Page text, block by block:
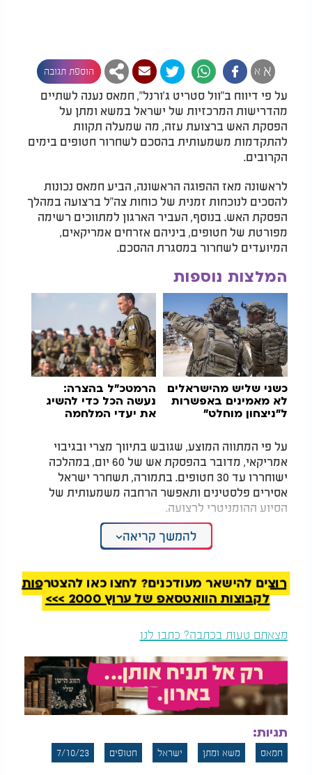
א א הוספת תגובה
על פי דיווח ב"וול סטריט ג'ורנל", חמאס נענה לשתיים
מהדרישות המרכזיות של ישראל במשא ומתן על
הפסקת האש ברצועת עזה, מה שמעלה תקוות
להתקדמות משמעותית בהסכם לשחרור חטופים בימים
הקרובים.
לראשונה מאז ההפוגה הראשונה, הביע חמאס נכונות
להסכים לנוכחות זמנית של כוחות צה"ל ברצועה במהלך
הפסקת האש. בנוסף, העביר הארגון למתווכים רשימה
מפורטת של חטופים, ביניהם אזרחים אמריקאים,
המיועדים לשחרור במסגרת ההסכם.
המלצות נוספות
כשני שליש מהישראלים
לא מאמינים באפשרות
ל"ניצחון מוחלט"
הרמטכ״ל בהצרה:
נעשה הכל כדי להשיג
את יעדי המלחמה
על פי המתווה המוצע, שגובש בתיווך מצרי ובגיבוי
אמריקאי, מדובר בהפסקת אש של 60 יום, במהלכה
ישוחררו עד 30 חטופים. בתמורה, תשחרר ישראל
אסירים פלסטינים ותאפשר הרחבה משמעותית של
הסיוע ההומניטרי לרצועה.
המגעים להסכם התחדשו לאחר ביקור משלחת מצרית
בישראל בסוף נובמבר, ועל רקע התבטאויות של הנשיא
התיכון אם החטופים לא ישוחררו לפני כניסתו לתפקיד
בינואר.
על פי הדיווח, חמאס גילה גמישות גם בסוגיות נוספות,
ביניהן הסכמה להימנע ממעורבות בניהול הצד
הפלסטיני במעבר רפיח. ביום ראשון העביר הארגון
למתווכים בקהיר רשימה הכוללת נשים, קשישים במצב
רפואי קשה, אזרחים אמריקאים וגופות של חמישה
חטופים.
להמשך קריאה
רוצים להישאר מעודכנים? לחצו כאן להצטרפות
לקבוצות הוואטסאפ של ערוץ 2000 >>>
מצאתם טעות בכתבה? כתבו לנו
תגיות:
חמאס משא ומתן ישראל חטופים 7/10/23